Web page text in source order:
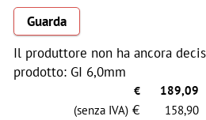
Guarda
Il produttore non ha ancora
prodotto: GI 6,0mm
€
189,09
(senza IVA) € 158,90